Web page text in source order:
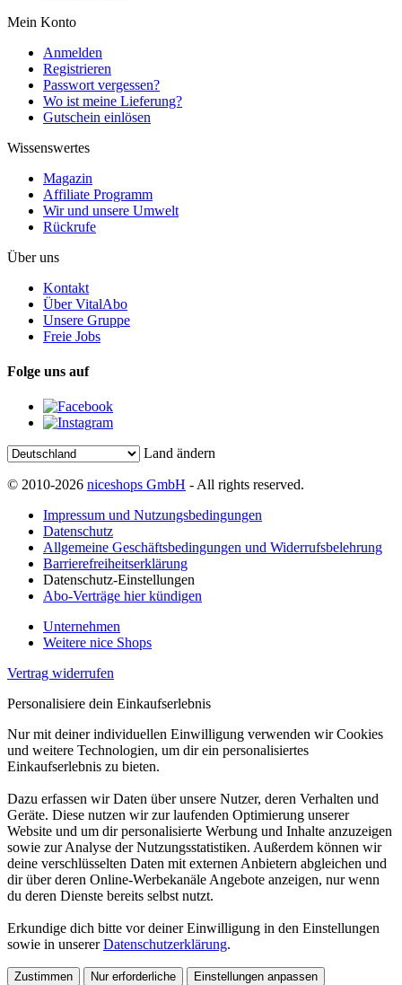
Mein Konto
Anmelden
Registrieren
Passwort vergessen?
Wo ist meine Lieferung?
Gutschein einlösen
Wissenswertes
Magazin
Affiliate Programm
Wir und unsere Umwelt
Rückrufe
Über uns
Kontakt
Über VitalAbo
Unsere Gruppe
Freie Jobs
Folge uns auf
Land ändern
© 2010-2026 niceshops GmbH - All rights reserved.
Impressum und Nutzungsbedingungen
Datenschutz
Allgemeine Geschäftsbedingungen und Widerrufsbelehrung
Barrierefreiheitserklärung
Datenschutz-Einstellungen
Abo-Verträge hier kündigen
Unternehmen
Weitere nice Shops
Vertrag widerrufen
Personalisiere dein Einkaufserlebnis
Nur mit deiner individuellen Einwilligung verwenden wir Cookies
und weitere Technologien, um dir ein personalisiertes
Einkaufserlebnis zu bieten.
Dazu erfassen wir Daten über unsere Nutzer, deren Verhalten und
Geräte. Diese nutzen wir zur laufenden Optimierung unserer
Website und um dir personalisierte Werbung und Inhalte anzuzeigen
sowie zur Analyse der Nutzungsstatistiken. Außerdem können wir
deine verschlüsselten Daten mit externen Anbietern abgleichen und
dir über deren Online-Werbekanäle Angebote anzeigen, nur wenn
du deren Dienste bereits selbst nutzt.
Erkundige dich bitte vor deiner Einwilligung in den Einstellungen
sowie in unsererDatenschutzerklärung.
Zustimmen Nur erforderliche Einstellungen anpassen